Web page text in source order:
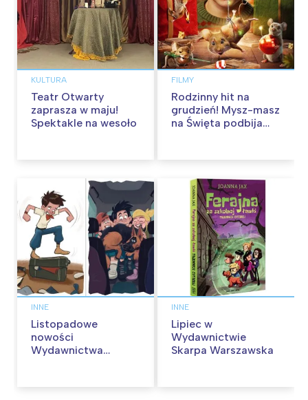
KULTURA
Teatr Otwarty
zaprasza w maju!
Spektakle na wesoło
FILMY
Rodzinny hit na
grudzień! Mysz-masz
na Święta podbija
INNE
Listopadowe
nowości
Wydawnictwa
INNE
Lipiec w
Wydawnictwie
Skarpa Warszawska